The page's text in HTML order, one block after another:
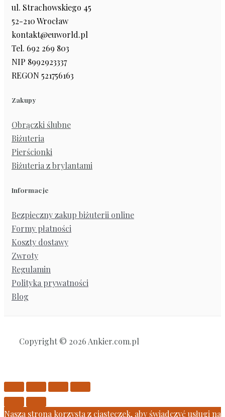
ul. Strachowskiego 45
52-210 Wrocław
kontakt@euworld.pl
Tel. 692 269 803
NIP 8992923337
REGON 521756163
Zakupy
Obrączki ślubne
Biżuteria
Pierścionki
Biżuteria z brylantami
Informacje
Bezpieczny zakup biżuterii online
Formy płatności
Koszty dostawy
Zwroty
Regulamin
Polityka prywatności
Blog
Copyright © 2026 Ankier.com.pl
Nasza strona korzysta z ciasteczek, aby świadczyć usługi na